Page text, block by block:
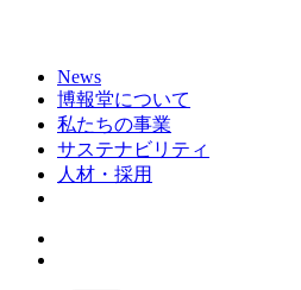
News
博報堂について
私たちの事業
サステナビリティ
人材・採用